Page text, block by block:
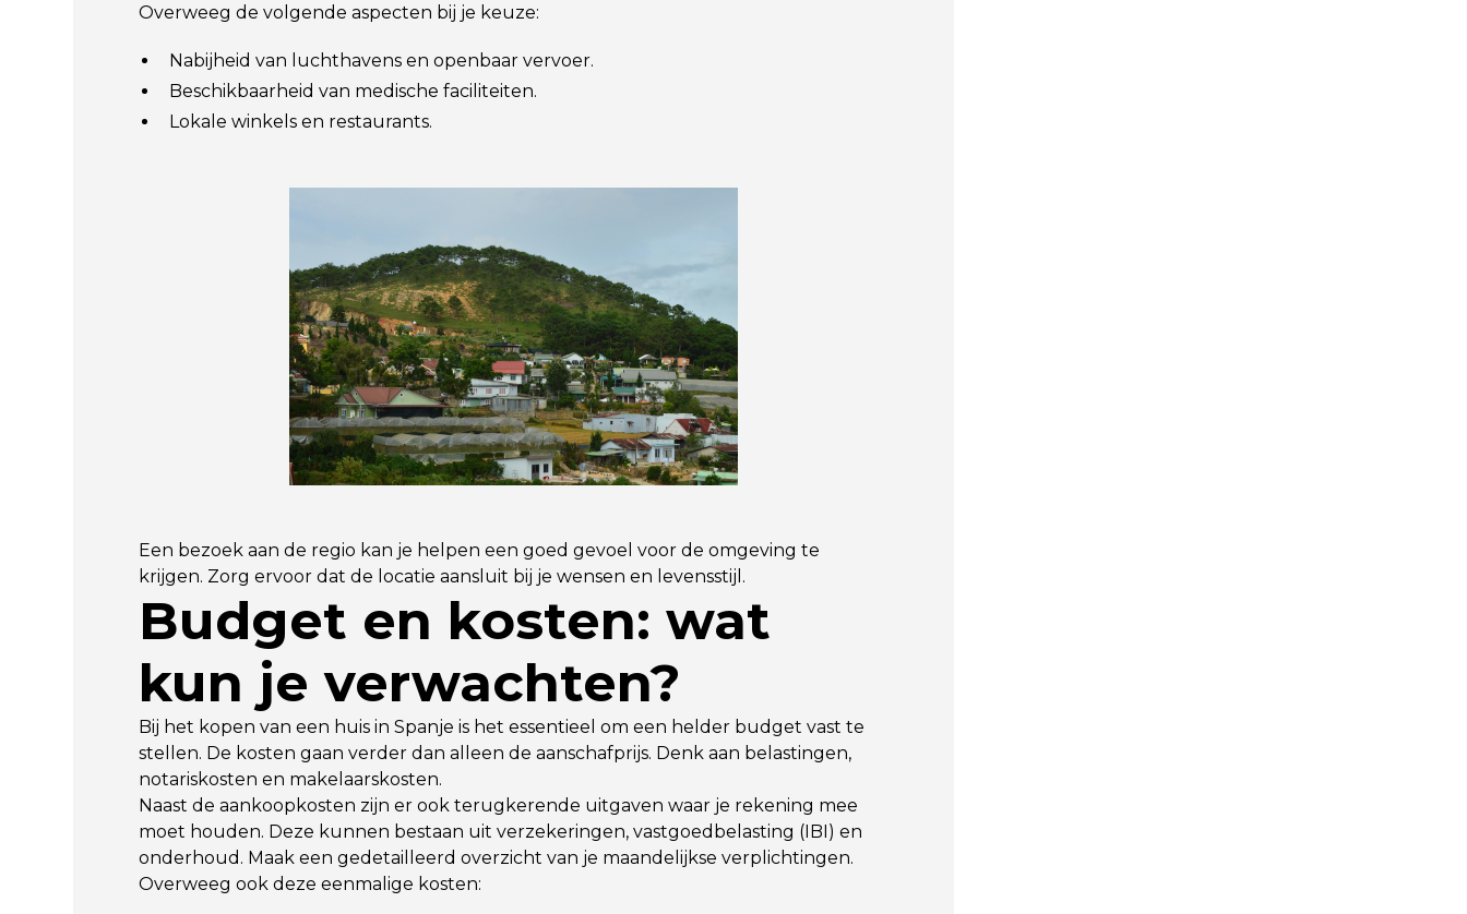
Overweeg de volgende aspecten bij je keuze:
Nabijheid van luchthavens en openbaar vervoer.
Beschikbaarheid van medische faciliteiten.
Lokale winkels en restaurants.
Een bezoek aan de regio kan je helpen een goed gevoel voor de omgeving te
krijgen. Zorg ervoor dat de locatie aansluit bij je wensen en levensstijl.
Budget en kosten: wat
kun je verwachten?
Bij het kopen van een huis in Spanje is het essentieel om een helder budget vast te
stellen. De kosten gaan verder dan alleen de aanschafprijs. Denk aan belastingen,
notariskosten en makelaarskosten.
Naast de aankoopkosten zijn er ook terugkerende uitgaven waar je rekening mee
moet houden. Deze kunnen bestaan uit verzekeringen, vastgoedbelasting (IBI) en
onderhoud. Maak een gedetailleerd overzicht van je maandelijkse verplichtingen.
Overweeg ook deze eenmalige kosten: